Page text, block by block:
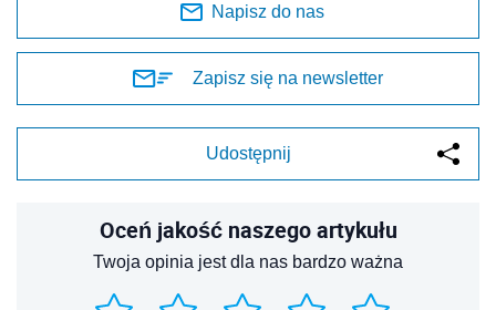
Napisz do nas
Zapisz się na newsletter
Udostępnij
Oceń jakość naszego artykułu
Twoja opinia jest dla nas bardzo ważna